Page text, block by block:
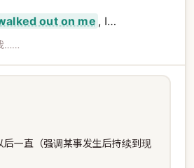
out on me , I…
……
一直（强调某事发生后持续到现